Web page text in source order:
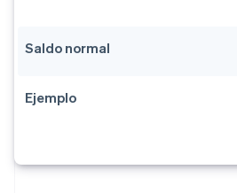
Saldo normal
Ejemplo